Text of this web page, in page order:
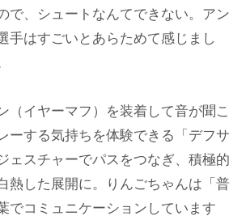
で、シュートなんてできない。アン
手はすごいとあらためて感じまし
（イヤーマフ）を装着して音が聞こ
ーする気持ちを体験できる「デフサ
ェスチャーでパスをつなぎ、積極的
熱した展開に。りんごちゃんは「普
でコミュニケーションしています